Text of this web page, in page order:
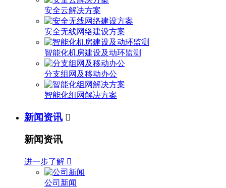
安全云解决方案
安全无线网络建设方案
智能化机房建设及动环监测
分支组网及移动办公
智能化组网解决方案
新闻资讯 
新闻资讯
进一步了解 
公司新闻